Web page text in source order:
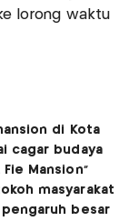
lorong waktu
di Kota
cagar budaya
Mansion"
masyarakat
pengaruh besar